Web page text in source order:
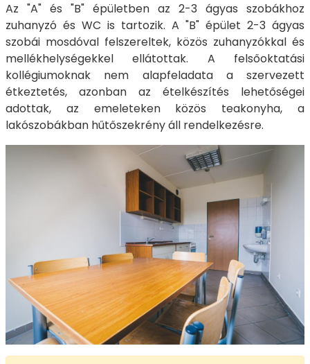
Az "A" és "B" épületben az 2-3 ágyas szobákhoz
zuhanyzó és WC is tartozik. A "B" épület 2-3 ágyas
szobái mosdóval felszereltek, közös zuhanyzókkal és
mellékhelységekkel ellátottak. A felsőoktatási
kollégiumoknak nem alapfeladata a szervezett
étkeztetés, azonban az ételkészítés lehetőségei
adottak, az emeleteken közös teakonyha, a
lakószobákban hűtőszekrény áll rendelkezésre.